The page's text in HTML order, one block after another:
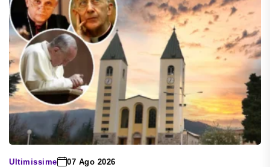
Ultimissime 07 Ago 2026